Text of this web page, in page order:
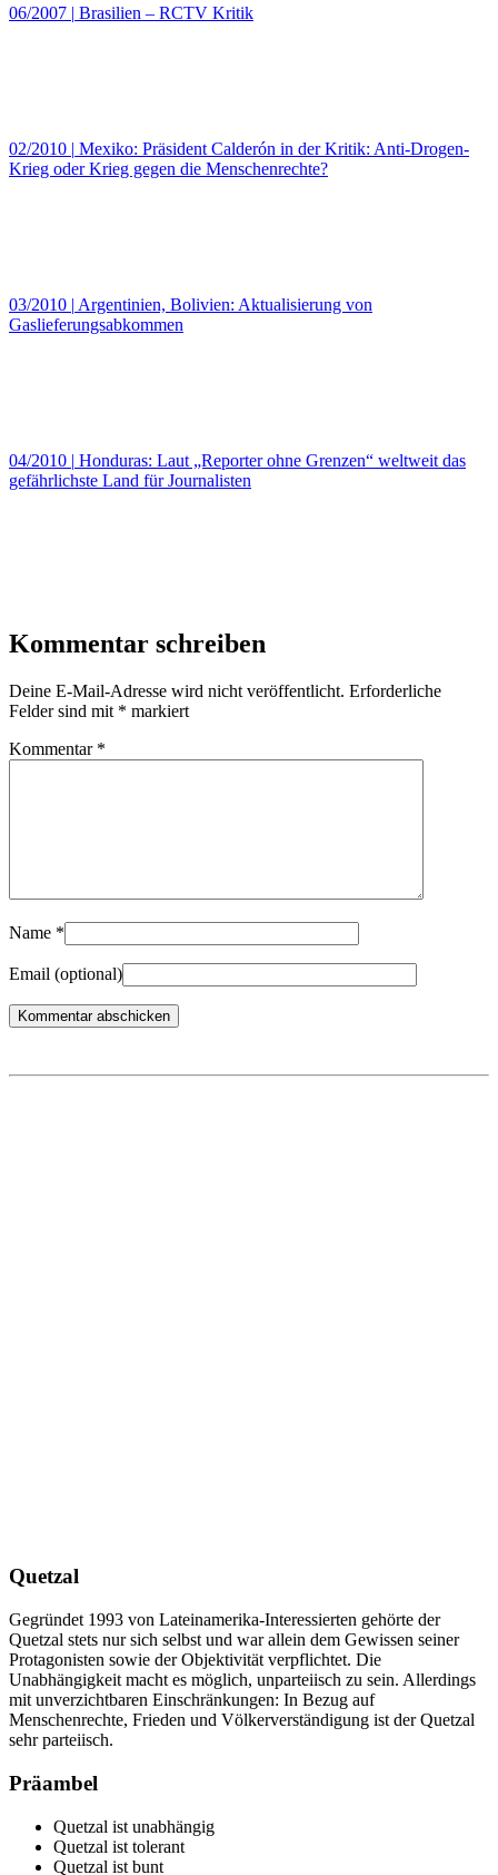
06/2007 | Brasilien – RCTV Kritik
02/2010 | Mexiko: Präsident Calderón in der Kritik: Anti-Drogen-
Krieg oder Krieg gegen die Menschenrechte?
03/2010 | Argentinien, Bolivien: Aktualisierung von
Gaslieferungsabkommen
04/2010 | Honduras: Laut „Reporter ohne Grenzen“ weltweit das
gefährlichste Land für Journalisten
Kommentar schreiben
Deine E-Mail-Adresse wird nicht veröffentlicht. Erforderliche
Felder sind mit * markiert
Kommentar *
Name *
Email (optional)
Quetzal
Gegründet 1993 von Lateinamerika-Interessierten gehörte der
Quetzal stets nur sich selbst und war allein dem Gewissen seiner
Protagonisten sowie der Objektivität verpflichtet. Die
Unabhängigkeit macht es möglich, unparteiisch zu sein. Allerdings
mit unverzichtbaren Einschränkungen: In Bezug auf
Menschenrechte, Frieden und Völkerverständigung ist der Quetzal
sehr parteiisch.
Präambel
Quetzal ist unabhängig
Quetzal ist tolerant
Quetzal ist bunt